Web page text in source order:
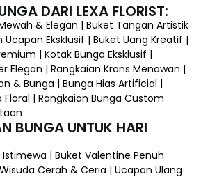
DARI LEXA FLORIST:
& Elegan | Buket Tangan Artistik
Ucapan Eksklusif | Buket Uang Kreatif |
| Kotak Bunga Eksklusif |
Elegan | Rangkaian Krans Menawan |
& Bunga | Bunga Hias Artificial |
Floral | Rangkaian Bunga Custom
BUNGA UNTUK HARI
Istimewa | Buket Valentine Penuh
Cerah & Ceria | Ucapan Ulang